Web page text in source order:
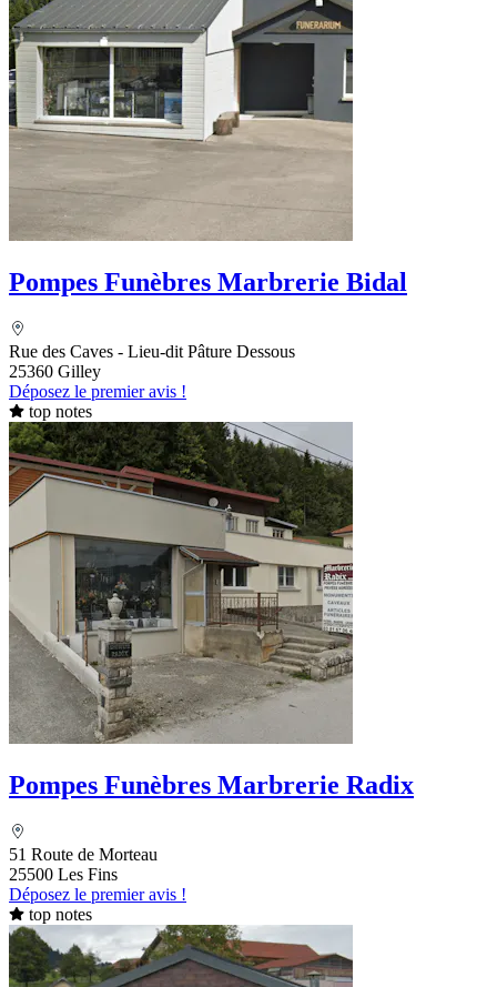
Pompes Funèbres Marbrerie Bidal
Rue des Caves - Lieu-dit Pâture Dessous
25360 Gilley
Déposez le premier avis !
top notes
Pompes Funèbres Marbrerie Radix
51 Route de Morteau
25500 Les Fins
Déposez le premier avis !
top notes